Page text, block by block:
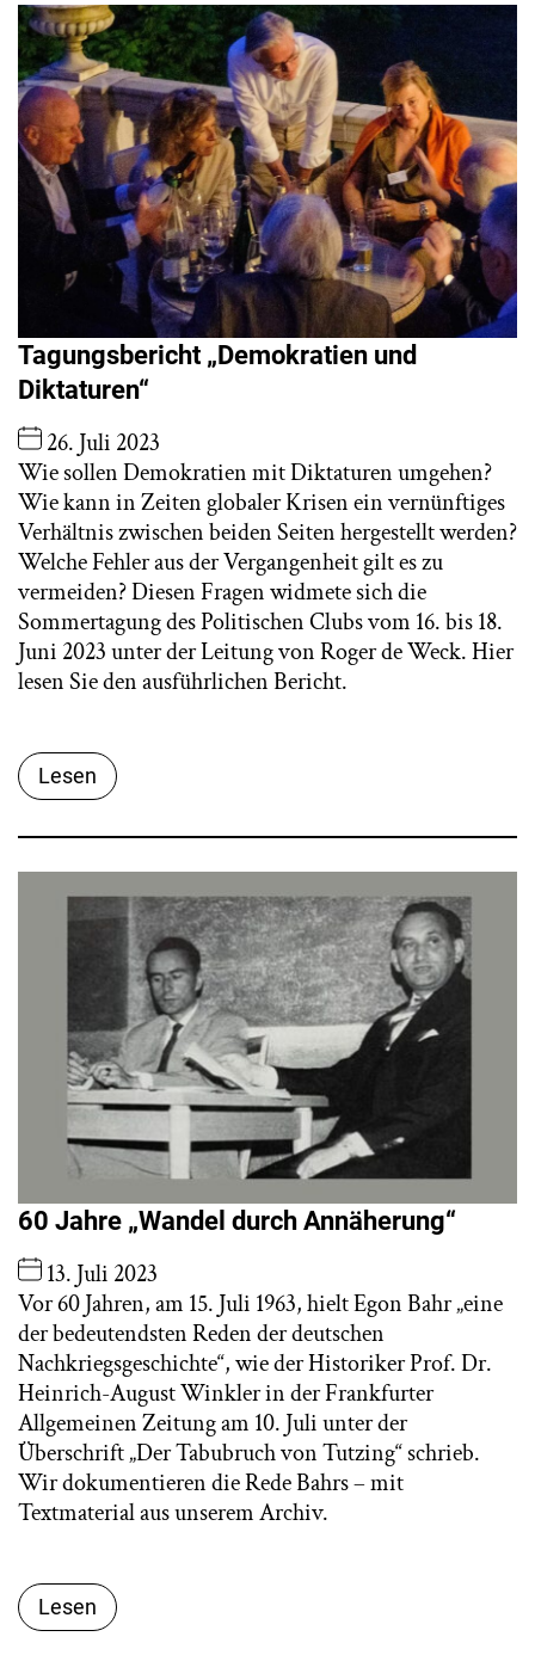
Tagungsbericht „Demokratien und
Diktaturen“
26. Juli 2023
Wie sollen Demokratien mit Diktaturen umgehen?
Wie kann in Zeiten globaler Krisen ein vernünftiges
Verhältnis zwischen beiden Seiten hergestellt werden?
Welche Fehler aus der Vergangenheit gilt es zu
vermeiden? Diesen Fragen widmete sich die
Sommertagung des Politischen Clubs vom 16. bis 18.
Juni 2023 unter der Leitung von Roger de Weck. Hier
lesen Sie den ausführlichen Bericht.
Lesen
60 Jahre „Wandel durch Annäherung“
13. Juli 2023
Vor 60 Jahren, am 15. Juli 1963, hielt Egon Bahr „eine
der bedeutendsten Reden der deutschen
Nachkriegsgeschichte“, wie der Historiker Prof. Dr.
Heinrich-August Winkler in der Frankfurter
Allgemeinen Zeitung am 10. Juli unter der
Überschrift „Der Tabubruch von Tutzing“ schrieb.
Wir dokumentieren die Rede Bahrs – mit
Textmaterial aus unserem Archiv.
Lesen